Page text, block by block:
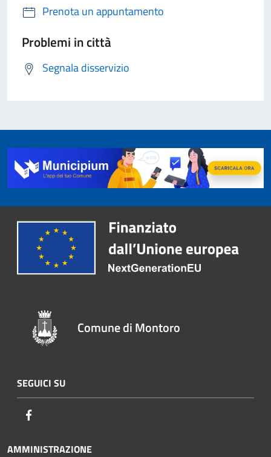
Prenota un appuntamento
Problemi in città
Segnala disservizio
Comune di Montoro
SEGUICI SU
AMMINISTRAZIONE